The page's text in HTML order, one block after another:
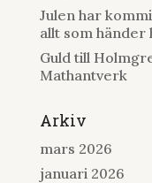
Julen har
allt som händer
Guld till
Mathantverk
Arkiv
mars 2026
januari 2026